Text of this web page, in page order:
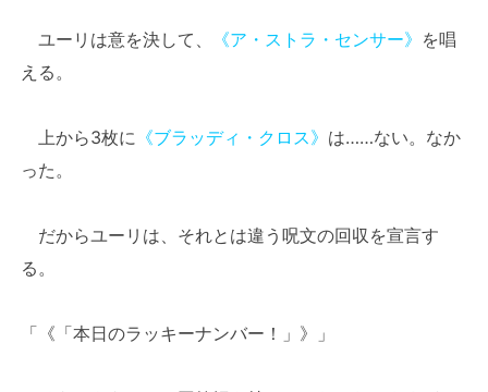
ユーリは意を決して、 《ア・ストラ・センサー》 を唱
える。
上から3枚に 《ブラッディ・クロス》 は……ない。なか
った。
だからユーリは、それとは違う呪文の回収を宣言す
る。
「《「本日のラッキーナンバー！」》」